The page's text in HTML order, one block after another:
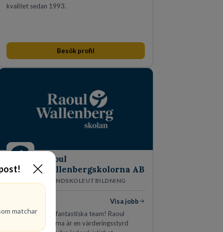
matchar
kvalitet sedan 1993.
Besök profil
Raoul
Wallenbergskolorna AB
GRUNDSKOLEUTBILDNING
Visa jobb
Bli en del av vårt fantastiska team! Raoul
Wallenbergskolorna är en värderingsstyrd